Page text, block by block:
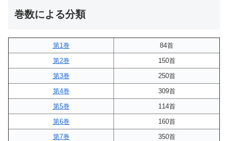
巻数による分類
第1巻
84首
第2巻
150首
第3巻
250首
第4巻
309首
第5巻
114首
第6巻
160首
第7巻
350首